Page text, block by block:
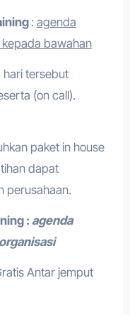
: agenda
bawahan
hari tersebut
(on call).
paket in house
dapat
perusahaan.
: agenda
Antar jemput